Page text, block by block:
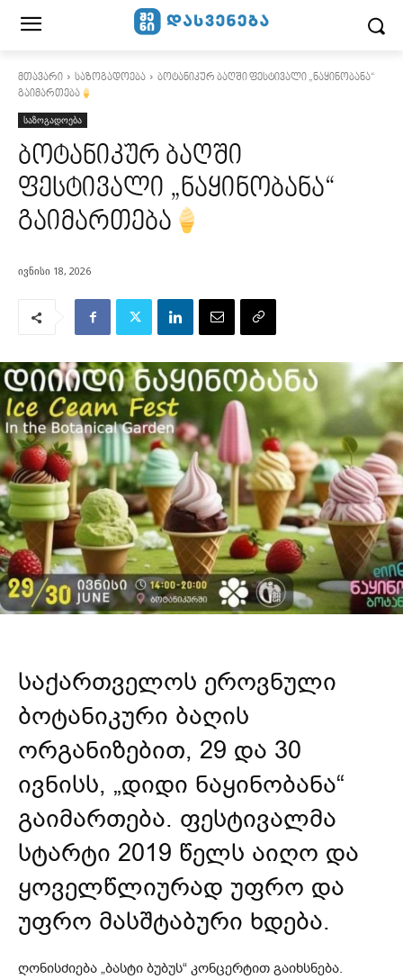
მთავარი საზოგადოება
ბოტანიკურ ბაღში ფესტივალი „ნაყინობანა“
გაიმართება
საზოგადოება
ბოტანიკურ ბაღში
ფესტივალი „ნაყინობანა“
გაიმართება
ივნისი 18, 2026
საქართველოს ეროვნული
ბოტანიკური ბაღის
ორგანიზებით, 29 და 30
ივნისს, „დიდი ნაყინობანა“
გაიმართება. ფესტივალმა
სტარტი 2019 წელს აიღო და
ყოველწლიურად უფრო და
უფრო მასშტაბური ხდება.
ღონისძიება „ბასტი ბუბუს“ კონცერტით გაიხსნება.